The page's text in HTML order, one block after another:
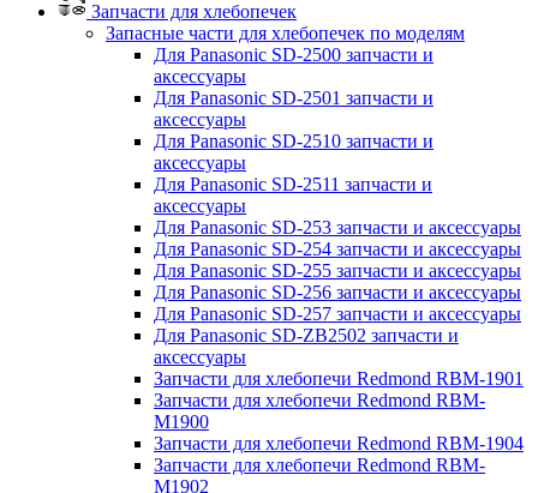
Запчасти для хлебопечек
Запасные части для хлебопечек по моделям
Для Panasonic SD-2500 запчасти и
аксессуары
Для Panasonic SD-2501 запчасти и
аксессуары
Для Panasonic SD-2510 запчасти и
аксессуары
Для Panasonic SD-2511 запчасти и
аксессуары
Для Panasonic SD-253 запчасти и аксессуары
Для Panasonic SD-254 запчасти и аксессуары
Для Panasonic SD-255 запчасти и аксессуары
Для Panasonic SD-256 запчасти и аксессуары
Для Panasonic SD-257 запчасти и аксессуары
Для Panasonic SD-ZB2502 запчасти и
аксессуары
Запчасти для хлебопечи Redmond RBM-1901
Запчасти для хлебопечи Redmond RBM-
M1900
Запчасти для хлебопечи Redmond RBM-1904
Запчасти для хлебопечи Redmond RBM-
M1902